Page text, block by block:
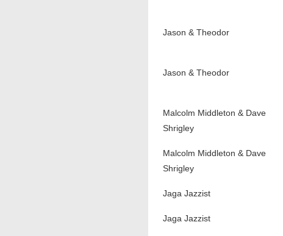
Jason & Theodor
Jason & Theodor
Malcolm Middleton & Dave
Shrigley
Malcolm Middleton & Dave
Shrigley
Jaga Jazzist
Jaga Jazzist